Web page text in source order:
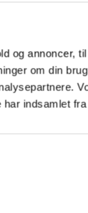
og annoncer,
om din
indsamlet
mærke lidt